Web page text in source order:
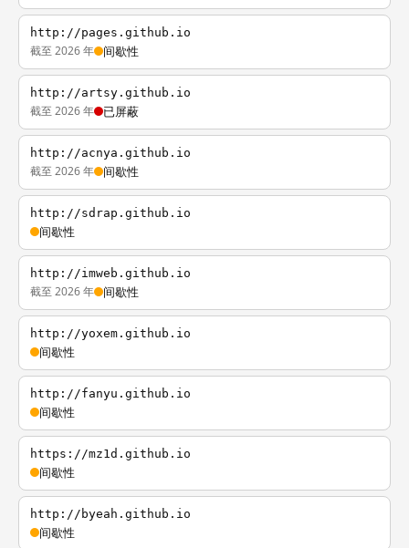
http://pages.github.io
截至 2026 年 间歇性
http://artsy.github.io
截至 2026 年 已屏蔽
http://acnya.github.io
截至 2026 年 间歇性
http://sdrap.github.io
间歇性
http://imweb.github.io
截至 2026 年 间歇性
http://yoxem.github.io
间歇性
http://fanyu.github.io
间歇性
https://mz1d.github.io
间歇性
http://byeah.github.io
间歇性